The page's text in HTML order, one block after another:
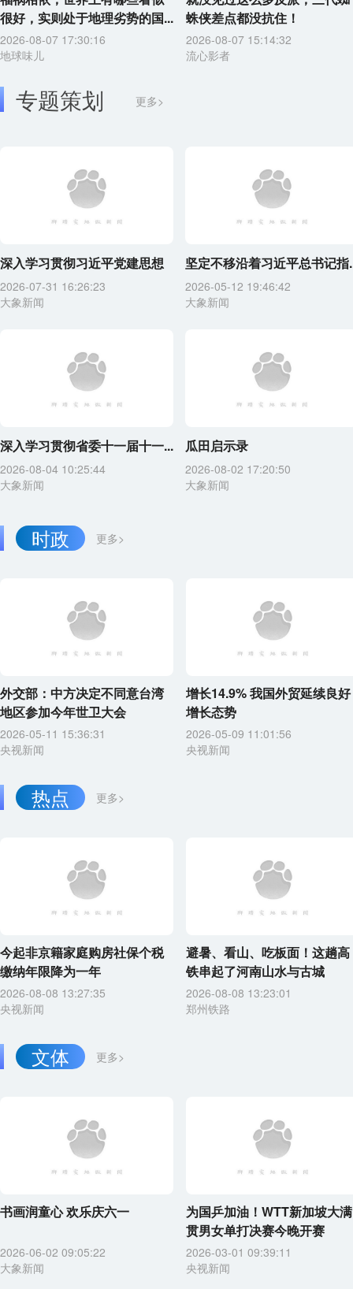
很好，实则处于地理劣势的国...
2026-08-07 17:30:16
地球味儿
蛛侠差点都没抗住！
2026-08-07 15:14:32
流心影者
专题策划 更多>
深入学习贯彻习近平党建思想
2026-07-31 16:26:23
大象新闻
坚定不移沿着习近平总书记指
2026-05-12 19:46:42
大象新闻
深入学习贯彻省委十一届十一...
2026-08-04 10:25:44
大象新闻
瓜田启示录
2026-08-02 17:20:50
大象新闻
更多>
时政
外交部：中方决定不同意台湾
地区参加今年世卫大会
2026-05-11 15:36:31
央视新闻
增长14.9% 我国外贸延续良好
增长态势
2026-05-09 11:01:56
央视新闻
更多>
热点
今起非京籍家庭购房社保个税
缴纳年限降为一年
2026-08-08 13:27:35
央视新闻
避暑、看山、吃板面！这趟高
铁串起了河南山水与古城
2026-08-08 13:23:01
郑州铁路
更多>
文体
书画润童心 欢乐庆六一
2026-06-02 09:05:22
大象新闻
为国乒加油！WTT新加坡大满
贯男女单打决赛今晚开赛
2026-03-01 09:39:11
央视新闻